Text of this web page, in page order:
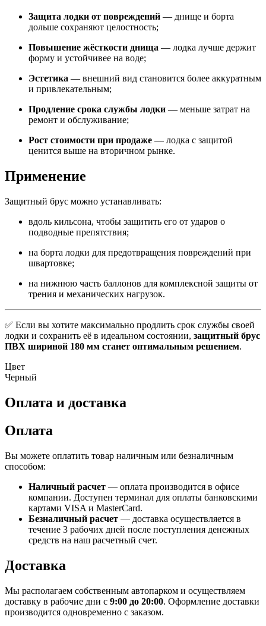
Защита лодки от повреждений — днище и борта
дольше сохраняют целостность;
Повышение жёсткости днища — лодка лучше держит
форму и устойчивее на воде;
Эстетика — внешний вид становится более аккуратным
и привлекательным;
Продление срока службы лодки — меньше затрат на
ремонт и обслуживание;
Рост стоимости при продаже — лодка с защитой
ценится выше на вторичном рынке.
Применение
Защитный брус можно устанавливать:
вдоль кильсона, чтобы защитить его от ударов о
подводные препятствия;
на борта лодки для предотвращения повреждений при
швартовке;
на нижнюю часть баллонов для комплексной защиты от
трения и механических нагрузок.
✅ Если вы хотите максимально продлить срок службы своей
лодки и сохранить её в идеальном состоянии, защитный брус
ПВХ шириной 180 мм станет оптимальным решением.
Цвет
Черный
Оплата и доставка
Оплата
Вы можете оплатить товар наличным или безналичным
способом:
Наличный расчет — оплата производится в офисе
компании. Доступен терминал для оплаты банковскими
картами VISA и MasterCard.
Безналичный расчет — доставка осуществляется в
течение 3 рабочих дней после поступления денежных
средств на наш расчетный счет.
Доставка
Мы располагаем собственным автопарком и осуществляем
доставку в рабочие дни с 9:00 до 20:00. Оформление доставки
производится одновременно с заказом.